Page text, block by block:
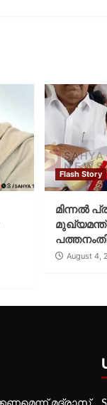
Flash Story
മിന്നല്‍
August 4,